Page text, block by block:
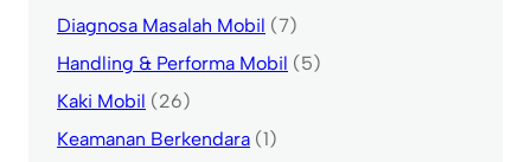
Diagnosa Masalah Mobil (7)
Handling & Performa Mobil (5)
Kaki Mobil (26)
Keamanan Berkendara (1)